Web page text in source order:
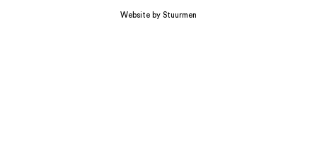
Website by Stuurmen